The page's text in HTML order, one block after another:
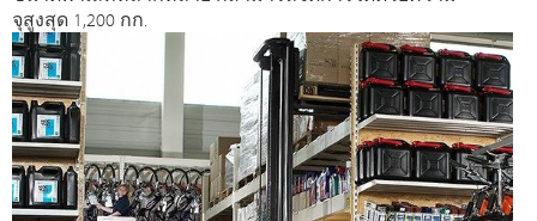
จุสูงสุด 1,200 กก.